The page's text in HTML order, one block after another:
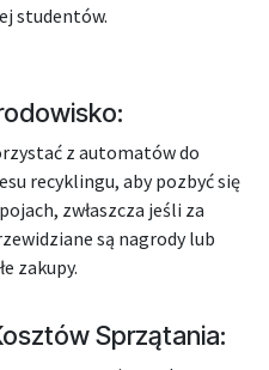
studentów.
z automatów do
recyklingu, aby pozbyć się
zwłaszcza jeśli za
są nagrody lub
zakupy.
Sprzątania: